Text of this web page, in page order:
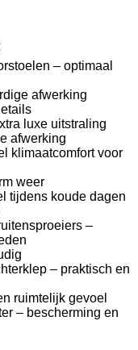
– optimaal
afwerking
luxe uitstraling
afwerking
klimaatcomfort voor
weer
tijdens koude dagen
–
– praktisch en
ruimtelijk gevoel
– bescherming en